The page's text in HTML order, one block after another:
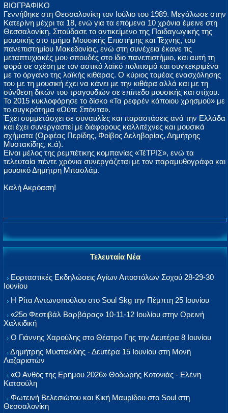
ΒΙΟΓΡΑΦΙΚΟ
Γεννήθηκε στη Θεσσαλονίκη τον Ιούλιο του 1989. Μεγάλωσε στην
Κατερίνη μέχρι τα 18, ενώ για τα επόμενα 10 χρόνια έμεινε στη
Θεσσαλονίκη. Σπούδασε το αντικείμενο της Παιδαγωγικής της
μουσικής στο τμήμα Μουσικής Επιστήμης και Τέχνης, του
πανεπιστημίου Μακεδονίας, ενώ στη συνέχεια έκανε τις
μεταπτυχιακές μου σπουδές στο ίδιο πανεπιστήμιο, και αυτή τη
φορά σε σχέση με τον αστικό λαϊκό πολιτισμό και συγκεκριμένα
με το όργανο της λαϊκής κιθάρας. Ο κύριος τομέας ενασχόλησης
του με τη μουσική έχει να κάνει με την κιθάρα αλλά και με τη
σύνθεση δικών του τραγουδιών σε επίπεδο μουσικής και στίχου.
Το 2015 κυκλοφόρησε το δίσκο «Τα ρεφρέν κάποιου χρησμού» με
το συγκρότημα «Ούτε Σπόντα».
Έχει συμμετάσχει σε συναυλίες και παραστάσεις ανά την Ελλάδα
και έχει συνεργαστεί με διάφορους καλλιτέχνες και μουσικά
σχήματα (Ορφέας Περίδης, Φοίβος Δεληβορίας, Δημήτρης
Μυστακίδης, κ.ά).
Είναι μέλος της ρεμπέτικης κομπανίας «ΤέΤΡΙΣ», ενώ τα
τελευταία πέντε χρόνια συνεργάζεται με τον παραμυθογράφο και
μουσικό Δημήτρη Μπασλάμ.
Καλή Ακρόαση!
Τελευταία Νέα
Εορταστικές Εκδηλώσεις Αγίων Αποστόλων Σοχού 28-29-30
Ιουνίου
Η Ρίτα Αντωνοπούλου στο Soul Skg την Πέμπτη 25 Ιουνίου
«25ο Φεστιβάλ Βαρβάρας» 10-11-12 Ιουλίου στην Ορεινή
Χαλκιδική
Ο Γιάννης Χαρούλης στο Θέατρο Γης την Δευτέρα 8 Ιουνίου
Δημήτρης Μυστακίδης - Δευτέρα 15 Ιουνίου στη Μονή
Λαζαριστών
«Ο Ανθός της Ερήμου 2026» Θοδωρής Κοτονιάς - Ελένη
Κατσούλη
Φωτεινή Βελεσιώτου και Κική Μαυρίδου στο Soul στη
Θεσσαλονίκη